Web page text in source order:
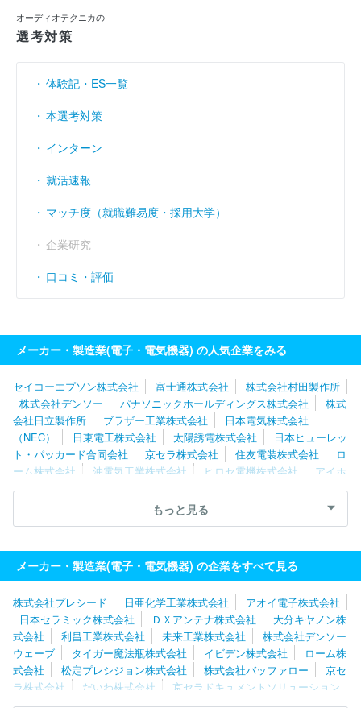
利益余剰金
売上伸び率
営業利益率 （％）
経常利益率 （％）
オーディオテクニカの
選考対策
体験記・ES一覧
本選考対策
インターン
就活速報
マッチ度（就職難易度・採用大学）
企業研究
口コミ・評価
メーカー・製造業(電子・電気機器) の人気企業をみる
セイコーエプソン株式会社 富士通株式会社
株式会社村田製作所
株式会社デンソー
パナソニックホールディングス株式会社
株式
会社日立製作所
ブラザー工業株式会社
日本電気株式会社
（NEC）
日東電工株式会社 太陽誘電株式会社
日本ヒューレッ
ト・パッカード合同会社
京セラ株式会社 住友電装株式会社
ロ
ーム株式会社
沖電気工業株式会社 ヒロセ電機株式会社
アイホ
ン株式会社
シャープ株式会社
富士フイルムビジネスイノベーシ
株式会社レゾナック 浜松ホトニクス株式会社
想科学工業株式会社
ッテリー株式会社
株式会社デンソーウェーブ
株式会社バッファ
ロー
京セラドキュメントソリューションズ株式会社
もっと見る
メーカー・製造業(電子・電気機器) の企業をすべて見る
株式会社プレシード 日亜化学工業株式会社
アオイ電子株式会社
日本セラミック株式会社
ＤＸアンテナ株式会社
大分キヤノン株
式会社
利昌工業株式会社 未来工業株式会社
株式会社デンソー
ウェーブ
タイガー魔法瓶株式会社 イビデン株式会社
ローム株
式会社
松定プレシジョン株式会社 株式会社バッファロー
京セ
ラ株式会社
だいわ株式会社
京セラドキュメントソリューション
ズ株式会社
河村電器産業株式会社 株式会社クリエイティブ・ウ